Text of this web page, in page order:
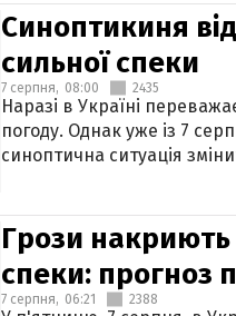
Синоптикиня
сильної спеки
7 серпня, 08:00 2435
Наразі в Україні
погоду. Однак уже із 7
синоптична ситуація
Грози накриють
спеки: прогноз
7 серпня, 06:21 2388